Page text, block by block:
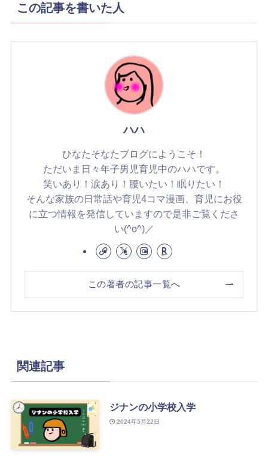
この記事を書いた人
ハハ
ひなたそなたブログにようこそ！
ただいま日々年子男児育児中のハハです。
笑いあり！涙あり！腰いたい！眠りたい！
そんな家族の日常話や育児4コマ漫画、育児にお役
に立つ情報を発信していますので是非ご覧くださ
い(^o^)／
この著者の記事一覧へ
関連記事
ジナンの小学校入学
2024年5月22日